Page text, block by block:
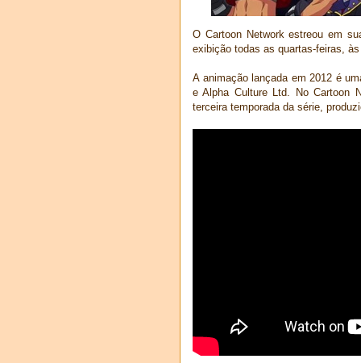
O Cartoon Network estreou em
exibição todas as quartas-feiras, às
A animação lançada em 2012 é
e Alpha Culture Ltd. No Cartoon
terceira temporada da série,